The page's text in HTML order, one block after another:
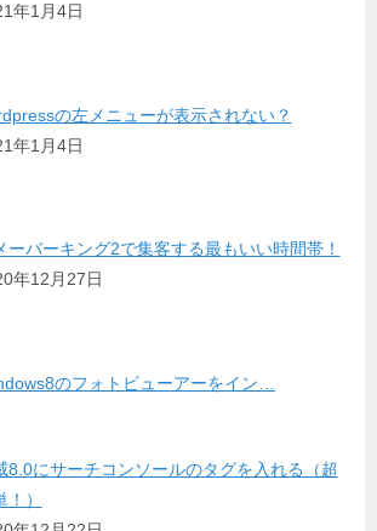
年1月4日
の左メニューが表示されない？
年1月4日
ーバーキング2で集客する最もいい時間帯！
年12月27日
のフォトビューアーをイン…
8.0にサーチコンソールのタグを入れる（超
）